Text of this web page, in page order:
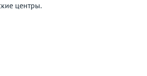
центры.